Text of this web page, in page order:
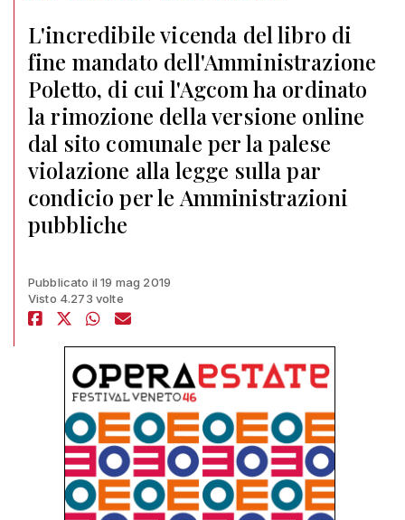
L'incredibile vicenda del libro di
fine mandato dell'Amministrazione
Poletto, di cui l'Agcom ha ordinato
la rimozione della versione online
dal sito comunale per la palese
violazione alla legge sulla par
condicio per le Amministrazioni
pubbliche
Pubblicato il 19 mag 2019
Visto 4.273 volte